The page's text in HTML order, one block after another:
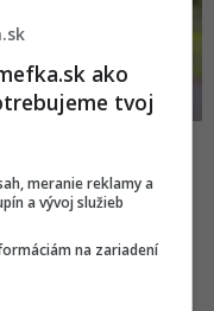
sa ľudia
pod slnkom
ako
tvoj
meranie reklamy a
a vývoj služieb
na zariadení